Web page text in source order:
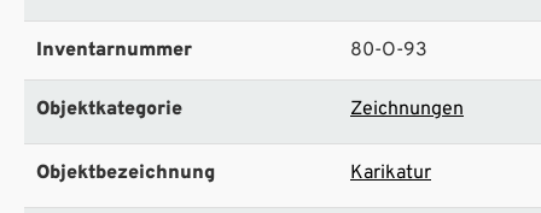
Inventarnummer 80-O-93
Objektkategorie Zeichnungen
Objektbezeichnung Karikatur